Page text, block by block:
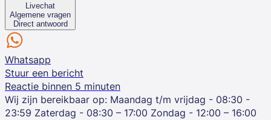
Livechat
Algemene vragen
Direct antwoord
Whatsapp
Stuur een bericht
Reactie binnen 5 minuten
Wij zijn bereikbaar op: Maandag t/m vrijdag - 08:30 -
23:59 Zaterdag - 08:30 – 17:00 Zondag - 12:00 – 16:00